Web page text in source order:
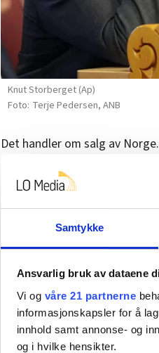
Samtykke
Ansvarlig bruk av dataene
Vi og våre 21 partnerne
informasjonskapsler for å
innhold samt annonse- og
og i hvilke hensikter.
Knut Storberget (Ap)
Terje Pedersen, ANB
Det handler om salg av
står for en annen linje i
Storberget har aldri helt
lønnsomme aksjer og
ressurser og samtidig gir
Blant annet spør Eirik
om hvorfor det er logisk å
inntekter til fellesskapet.
Nettstorm mot statlig salg